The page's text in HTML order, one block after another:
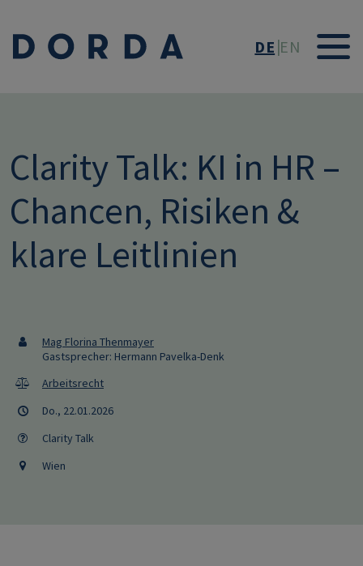
DE EN
Clarity Talk: KI in HR –
Chancen, Risiken &
klare Leitlinien
Mag Florina Thenmayer
Gastsprecher: Hermann Pavelka-Denk
Arbeitsrecht
Do., 22.01.2026
Clarity Talk
Wien